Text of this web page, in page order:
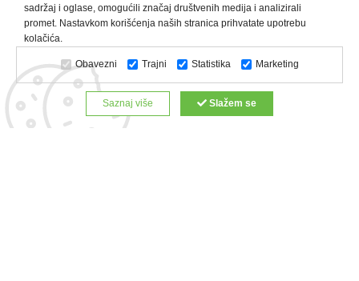
Kategorije proizvoda: Olovke i markeri
Privesci i trakice
Upaljači
USB Tehnologija Tekstil
Kačketi i kape
Notesi i rokovnici
Kancelarija Satovi
Kišobrani
Torbe i putovanja
Kuhinjski setovi
Alati i oprema
Relaksacija, lepota i zdravlje
Kalendari
Custom proizvodi
Digitalna štampa
sadržaj i oglase, omogućili značaj društvenih medija i analizirali
promet. Nastavkom korišćenja naših stranica prihvatate upotrebu
kolačića.
Obavezni Trajni Statistika Marketing
Saznaj više Slažem se